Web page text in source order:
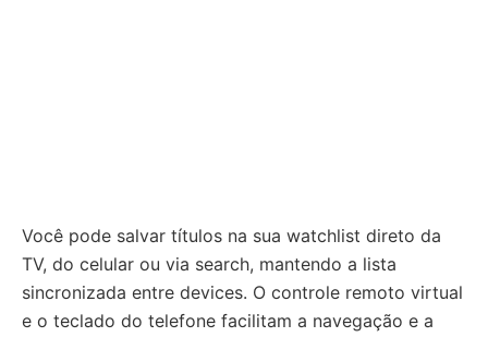
Você pode salvar títulos na sua watchlist direto da
TV, do celular ou via search, mantendo a lista
sincronizada entre devices. O controle remoto virtual
e o teclado do telefone facilitam a navegação e a